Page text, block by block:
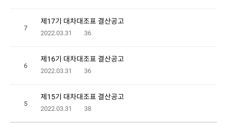
7
제17기 대차대조표 결산공고
2022.03.31 36
6
제16기 대차대조표 결산공고
2022.03.31 36
5
제15기 대차대조표 결산공고
2022.03.31 38